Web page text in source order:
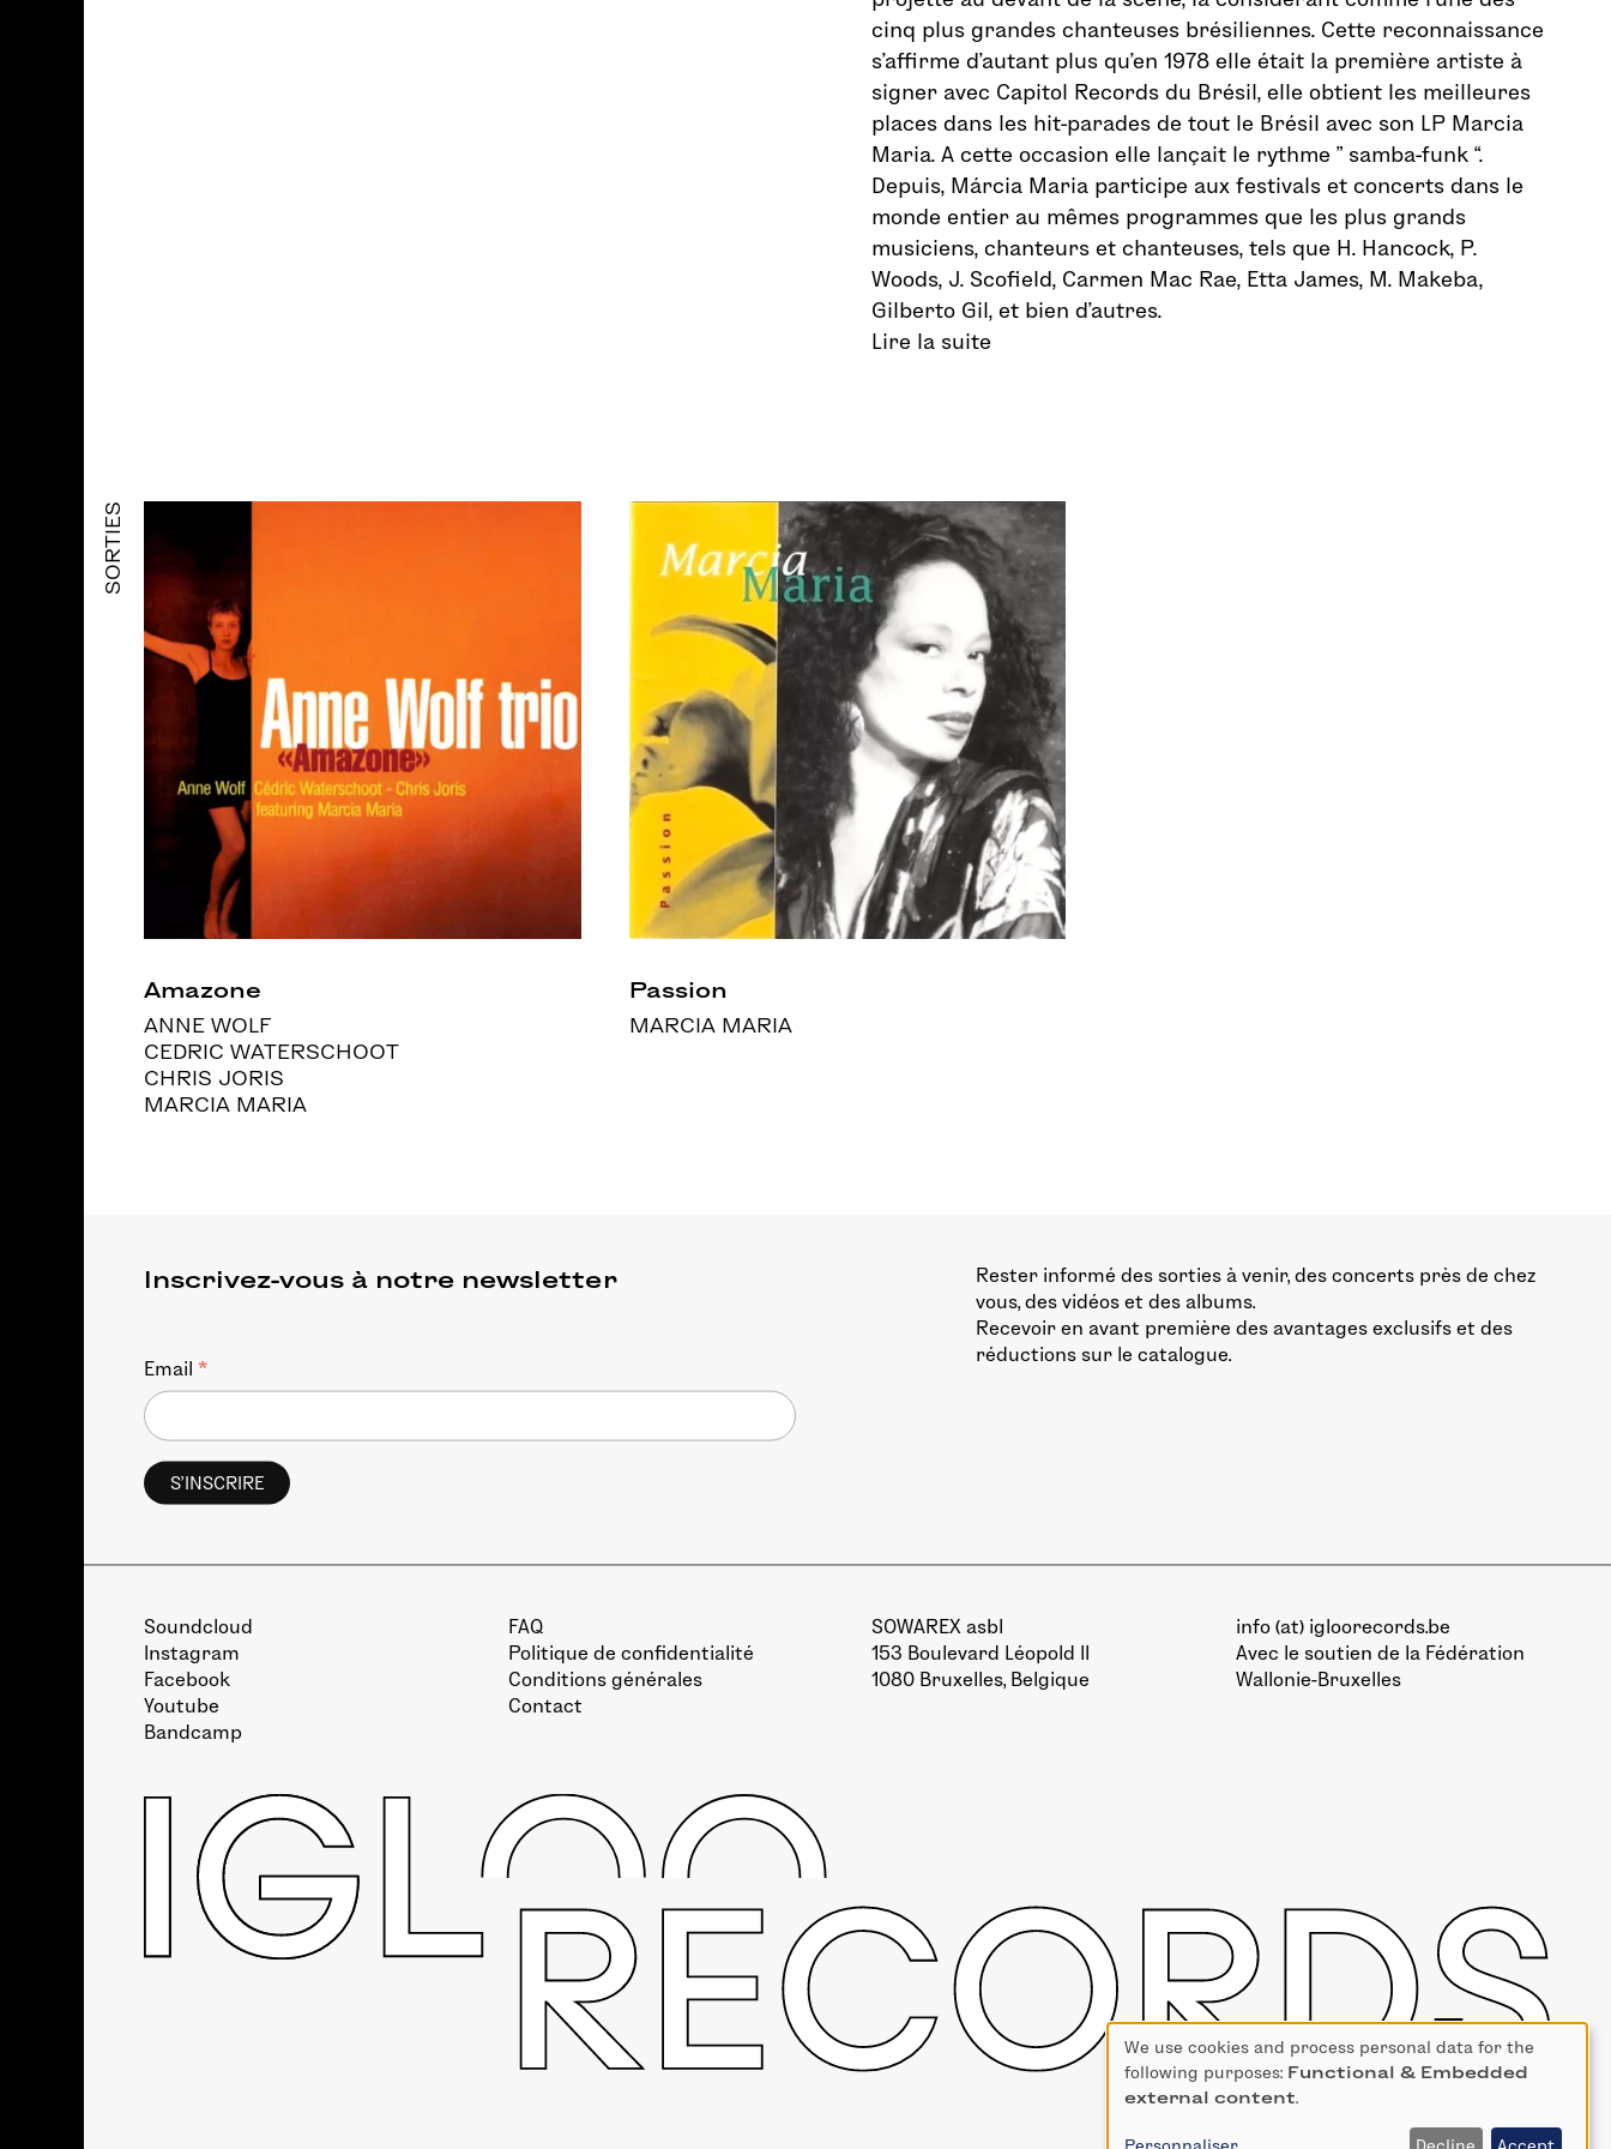
cinq plus grandes chanteuses brésiliennes. Cette reconnaissance
s’affirme d’autant plus qu’en 1978 elle était la première artiste à
signer avec Capitol Records du Brésil, elle obtient les meilleures
places dans les hit-parades de tout le Brésil avec son LP Marcia
Maria. A cette occasion elle lançait le rythme ” samba-funk “.
Depuis, Márcia Maria participe aux festivals et concerts dans le
monde entier au mêmes programmes que les plus grands
musiciens, chanteurs et chanteuses, tels que H. Hancock, P.
Woods, J. Scofield, Carmen Mac Rae, Etta James, M. Makeba,
Gilberto Gil, et bien d’autres.
Lire la suite
SORTIES
Amazone
ANNE WOLF
CEDRIC WATERSCHOOT
CHRIS JORIS
MARCIA MARIA
Passion
MARCIA MARIA
Rester informé des sorties à venir, des concerts près de chez
vous, des vidéos et des albums.
Recevoir en avant première des avantages exclusifs et des
réductions sur le catalogue.
Inscrivez-vous à notre newsletter
Email *
Soundcloud
Instagram
Facebook
Youtube
Bandcamp
FAQ
Politique de confidentialité
Conditions générales
Contact
SOWAREX asbl
153 Boulevard Léopold II
1080 Bruxelles, Belgique
info (at) igloorecords.be
Avec le soutien de la Fédération
Wallonie-Bruxelles
Use
of
personal
We use cookies and process personal data for the
following purposes: Functional & Embedded
external content.